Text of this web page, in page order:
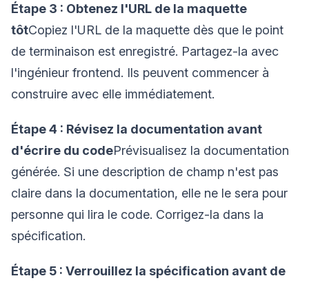
Étape 3 : Obtenez l'URL de la maquette
tôtCopiez l'URL de la maquette dès que le point
de terminaison est enregistré. Partagez-la avec
l'ingénieur frontend. Ils peuvent commencer à
construire avec elle immédiatement.
Étape 4 : Révisez la documentation avant
d'écrire du codePrévisualisez la documentation
générée. Si une description de champ n'est pas
claire dans la documentation, elle ne le sera pour
personne qui lira le code. Corrigez-la dans la
spécification.
Étape 5 : Verrouillez la spécification avant de